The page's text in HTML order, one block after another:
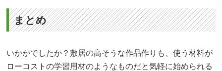
まとめ
いかがでしたか？敷居の高そうな作品作りも、使う材料が
ローコストの学習用材のようなものだと気軽に始められる